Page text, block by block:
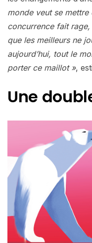
monde veut se
concurrence fait
que les meilleurs ne
aujourd’hui, tout le
porter ce maillot »,
Une